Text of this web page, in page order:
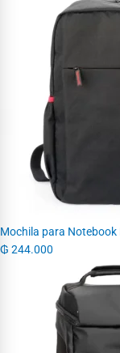
Mochila para Notebook
₲ 244.000